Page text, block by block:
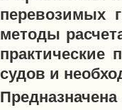
перевозимых
методы
практические
судов и